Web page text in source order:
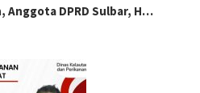
Anggota DPRD Sulbar, H…